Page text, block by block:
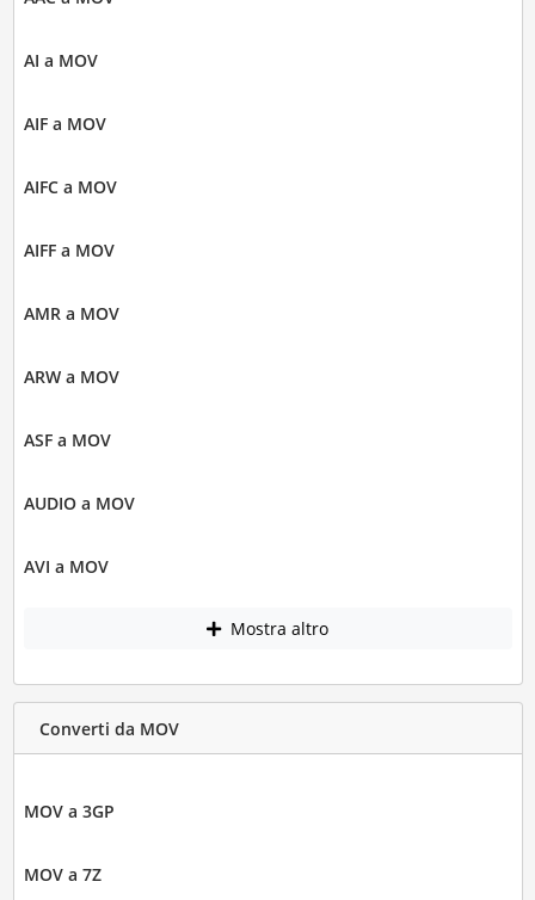
AI a MOV
AIF a MOV
AIFC a MOV
AIFF a MOV
AMR a MOV
ARW a MOV
ASF a MOV
AUDIO a MOV
AVI a MOV
Mostra altro
Converti da MOV
MOV a 3GP
MOV a 7Z